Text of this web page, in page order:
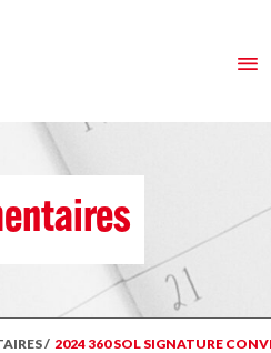
/ 2024 360 SOL SIGNATURE